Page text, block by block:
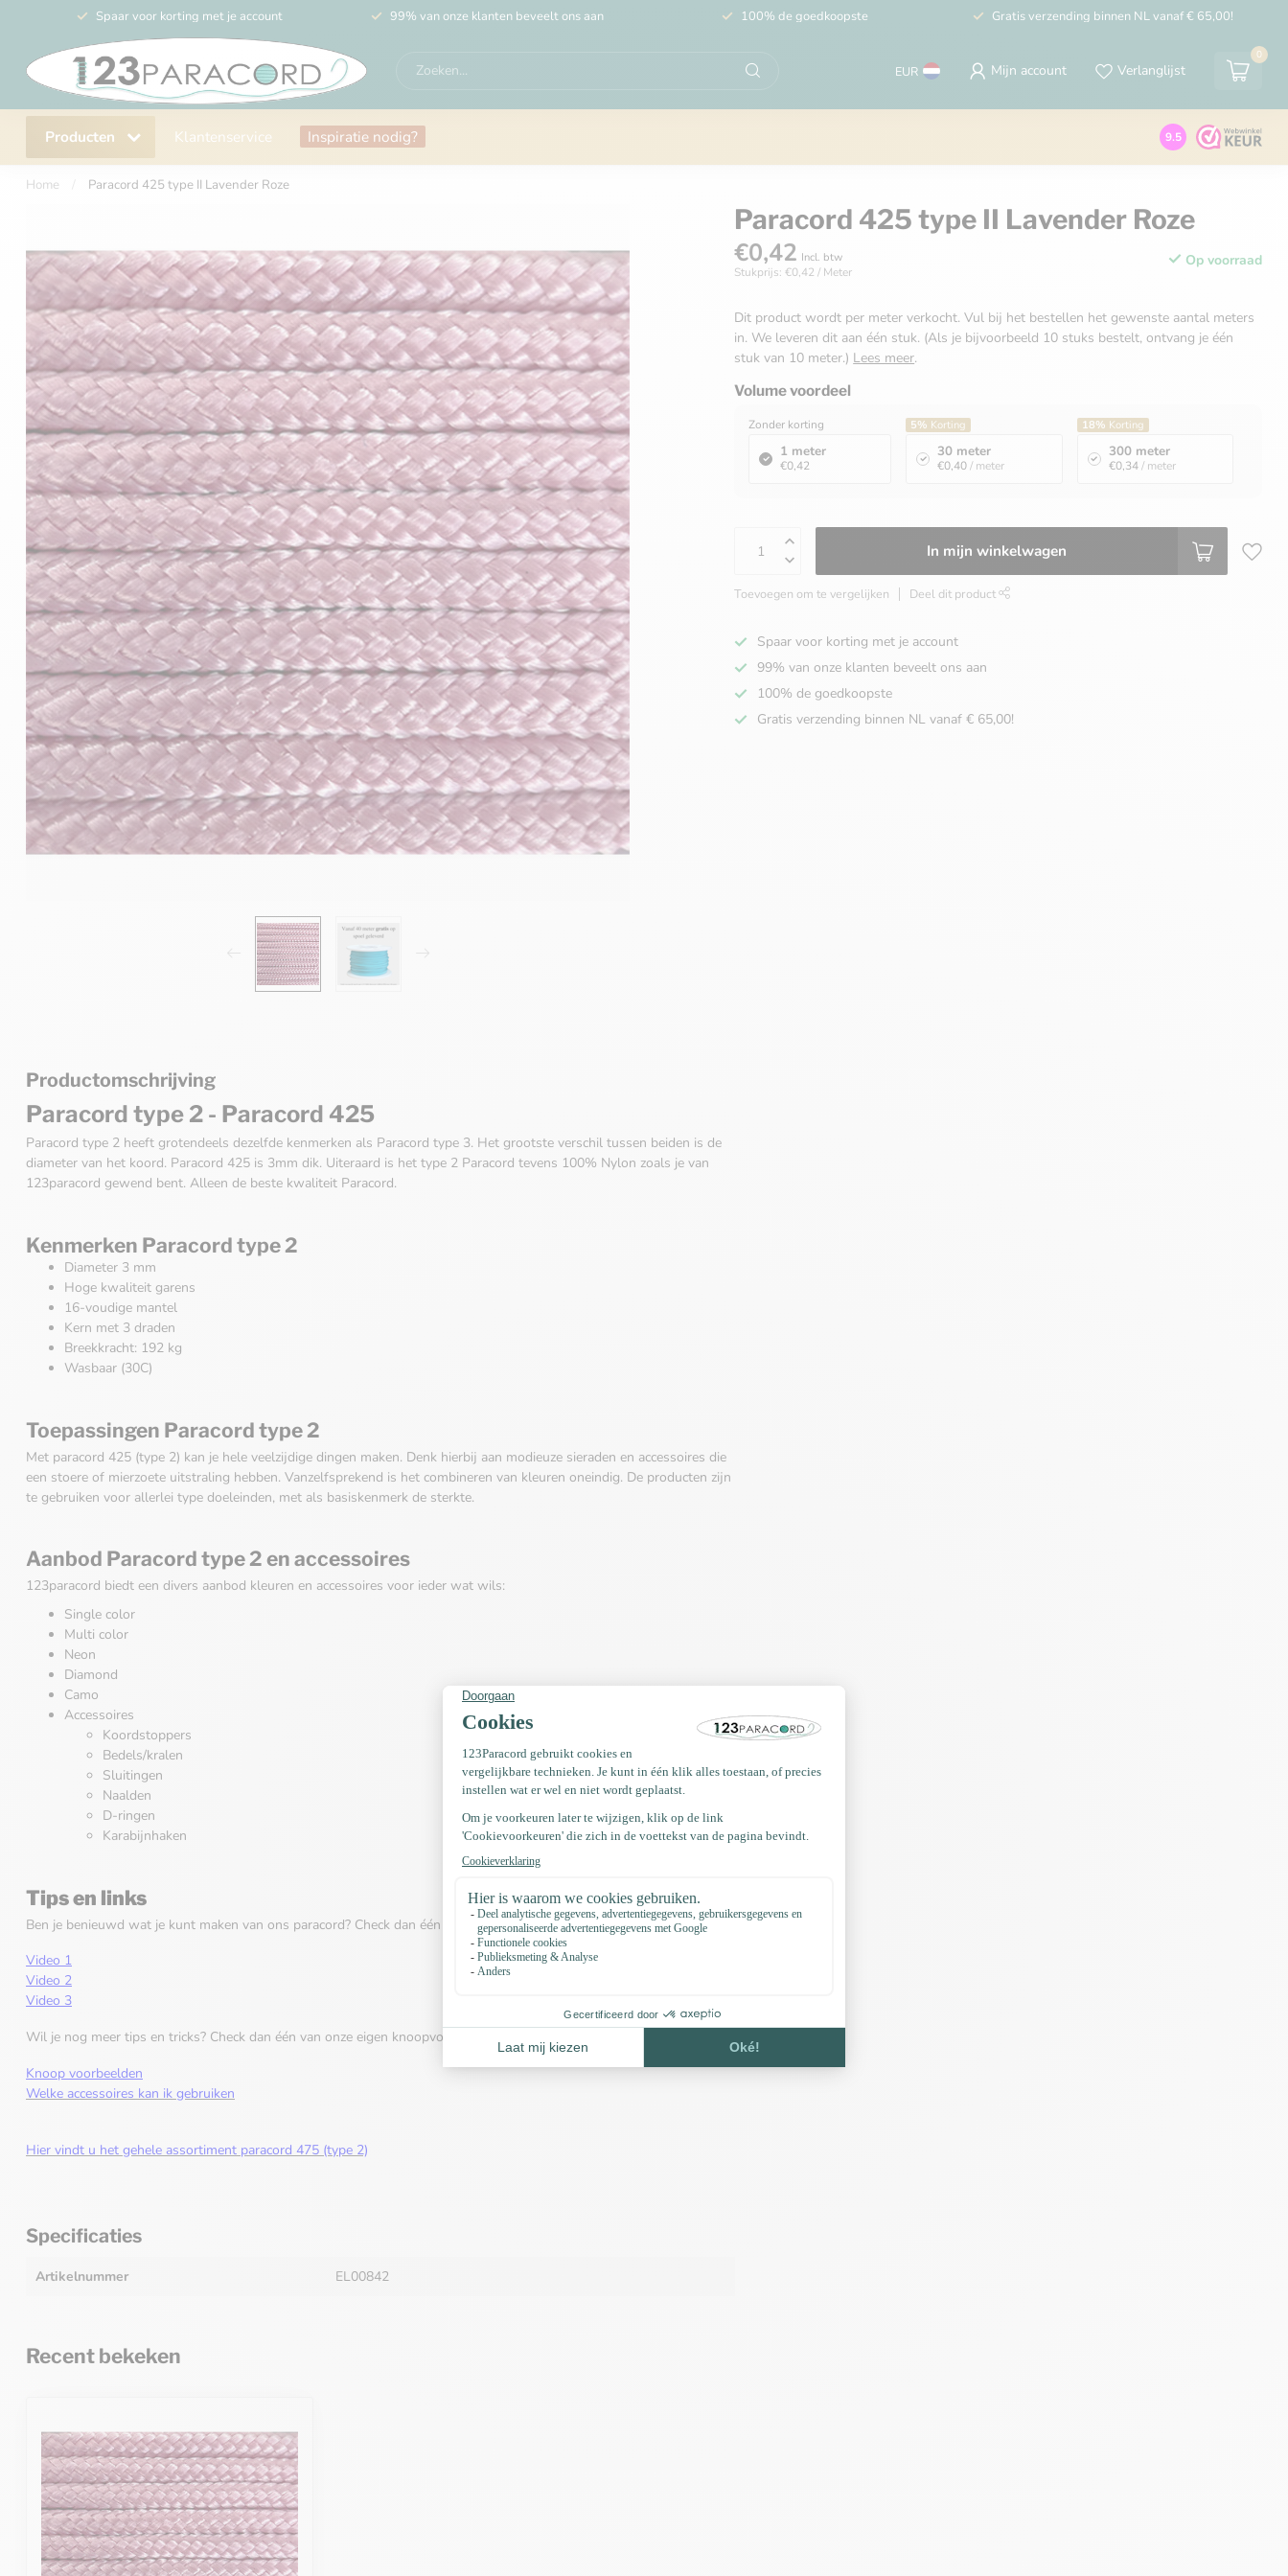
Spaar voor korting met je account 99% van onze klanten beveelt ons aan 100% de goedkoopste Gratis verzending binnen NL vanaf € 65,00!
EUR Mijn account Verlanglijst
0
Producten Klantenservice Inspiratie nodig? 9.5
Home Paracord 425 type II Lavender Roze
Paracord 425 type II Lavender Roze
€0,42 Incl. btw
Stukprijs: €0,42 / Meter
Op voorraad
Dit product wordt per meter verkocht. Vul bij het bestellen het gewenste aantal meters
in. We leveren dit aan één stuk. (Als je bijvoorbeeld 10 stuks bestelt, ontvang je één
stuk van 10 meter.) Lees meer.
Volume voordeel
Zonder korting
1 meter
€0,42
5% Korting
30 meter
€0,40 / meter
18% Korting
300 meter
€0,34 / meter
In mijn winkelwagen
Toevoegen om te vergelijken Deel dit product
Spaar voor korting met je account
99% van onze klanten beveelt ons aan
100% de goedkoopste
Gratis verzending binnen NL vanaf € 65,00!
Productomschrijving
Paracord type 2 - Paracord 425
Paracord type 2 heeft grotendeels dezelfde kenmerken als Paracord type 3. Het grootste verschil tussen beiden is de
diameter van het koord. Paracord 425 is 3mm dik. Uiteraard is het type 2 Paracord tevens 100% Nylon zoals je van
123paracord gewend bent. Alleen de beste kwaliteit Paracord.
Kenmerken Paracord type 2
Diameter 3 mm
Hoge kwaliteit garens
16-voudige mantel
Kern met 3 draden
Breekkracht: 192 kg
Wasbaar (30C)
Toepassingen Paracord type 2
Met paracord 425 (type 2) kan je hele veelzijdige dingen maken. Denk hierbij aan modieuze sieraden en accessoires die
een stoere of mierzoete uitstraling hebben. Vanzelfsprekend is het combineren van kleuren oneindig. De producten zijn
te gebruiken voor allerlei type doeleinden, met als basiskenmerk de sterkte.
Aanbod Paracord type 2 en accessoires
123paracord biedt een divers aanbod kleuren en accessoires voor ieder wat wils:
Single color
Multi color
Neon
Diamond
Camo
Accessoires
Koordstoppers
Bedels/kralen
Sluitingen
Naalden
D-ringen
Karabijnhaken
Tips en links
Ben je benieuwd wat je kunt maken van ons paracord? Check dan één van onderstaande video's:
Video 1
Video 2
Video 3
Wil je nog meer tips en tricks? Check dan één van onze eigen knoopvoorbeeld en onze accessoires:
Knoop voorbeelden
Welke accessoires kan ik gebruiken
Hier vindt u het gehele assortiment paracord 475 (type 2)
Specificaties
Artikelnummer EL00842
Recent bekeken